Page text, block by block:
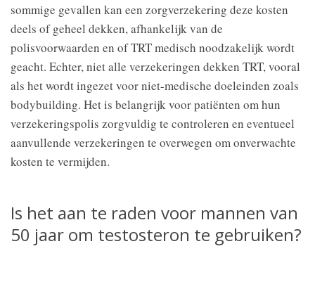
sommige gevallen kan een zorgverzekering deze kosten
deels of geheel dekken, afhankelijk van de
polisvoorwaarden en of TRT medisch noodzakelijk wordt
geacht. Echter, niet alle verzekeringen dekken TRT, vooral
als het wordt ingezet voor niet-medische doeleinden zoals
bodybuilding. Het is belangrijk voor patiënten om hun
verzekeringspolis zorgvuldig te controleren en eventueel
aanvullende verzekeringen te overwegen om onverwachte
kosten te vermijden.
Is het aan te raden voor mannen van
50 jaar om testosteron te gebruiken?